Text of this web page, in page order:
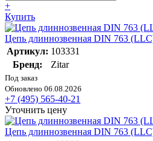
+
Купить
Цепь длиннозвенная DIN 763
Артикул: 103331
Бренд:
Zitar
Под заказ
Обновлено 06.08.2026
+7 (495) 565-40-21
Уточнить цену
Цепь длиннозвенная DIN 763